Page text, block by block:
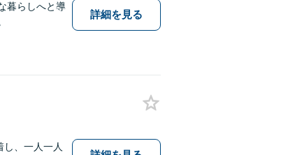
暮らしへと導
詳細を見る
、一人一人